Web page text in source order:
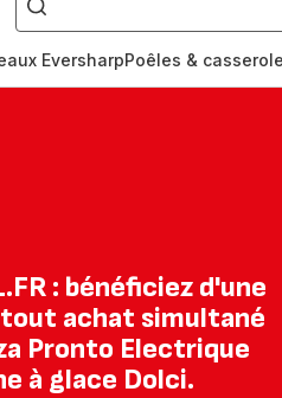
Factory,
EversharpPoêles &
: bénéficiez d'une
achat simultané
Pronto Electrique
à glace Dolci.